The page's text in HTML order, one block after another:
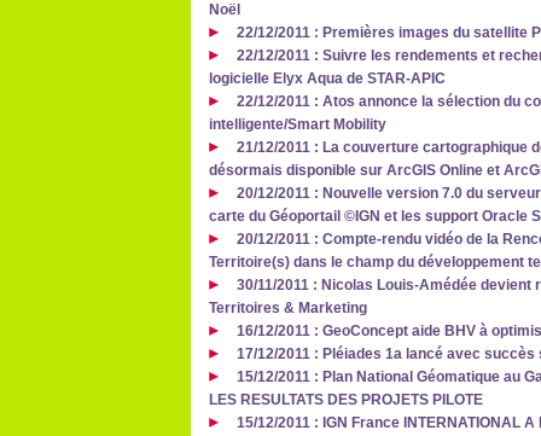
Noël
22/12/2011 : Premières images du satellite
22/12/2011 : Suivre les rendements et
logicielle Elyx Aqua de STAR-APIC
22/12/2011 : Atos annonce la sélection du
intelligente/Smart Mobility
21/12/2011 : La couverture cartographique
désormais disponible sur ArcGIS Online et
20/12/2011 : Nouvelle version 7.0 du
carte du Géoportail ©IGN et les support Oracle
20/12/2011 : Compte-rendu vidéo de la
Territoire(s) dans le champ du développement
30/11/2011 : Nicolas Louis-Amédée
Territoires & Marketing
16/12/2011 : GeoConcept aide BHV à
17/12/2011 : Pléiades 1a lancé avec
15/12/2011 : Plan National Géomatique au
LES RESULTATS DES PROJETS PILOTE
15/12/2011 : IGN France INTERNATIONAL A